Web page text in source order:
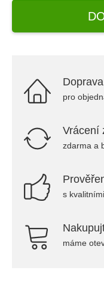
pro
Vrácení
zdarma a
s
máme